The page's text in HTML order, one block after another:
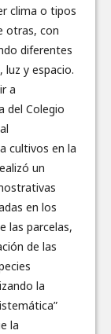
clima o tipos
otras, con
diferentes
y espacio.
a
del Colegio
cultivos en la
un
en los
las parcelas,
de las
la
la